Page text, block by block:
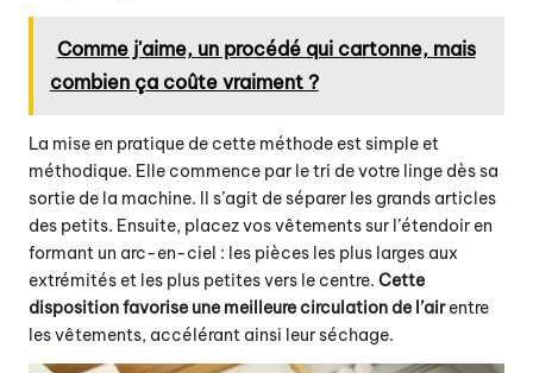
Comme j'aime, un procédé qui cartonne, mais
combien ça coûte vraiment ?
La mise en pratique de cette méthode est simple et
méthodique. Elle commence par le tri de votre linge dès sa
sortie de la machine. Il s’agit de séparer les grands articles
des petits. Ensuite, placez vos vêtements sur l’étendoir en
formant un arc-en-ciel : les pièces les plus larges aux
extrémités et les plus petites vers le centre. Cette
disposition favorise une meilleure circulation de l’airentre
les vêtements, accélérant ainsi leur séchage.